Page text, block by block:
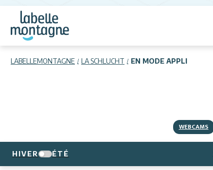
LABELLEMONTAGNE LA SCHLUCHT EN MODE APPLI
WEBCAMS
HIVER ÉTÉ